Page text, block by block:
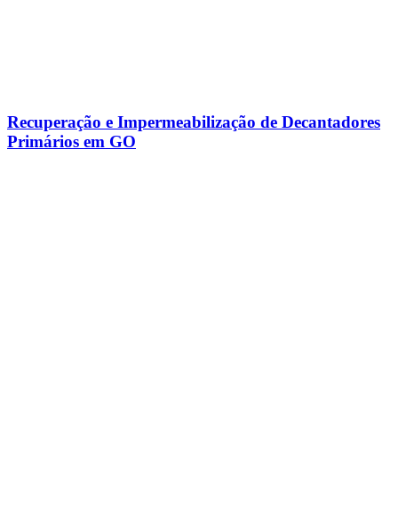
Recuperação e Impermeabilização de Decantadores
Primários em GO